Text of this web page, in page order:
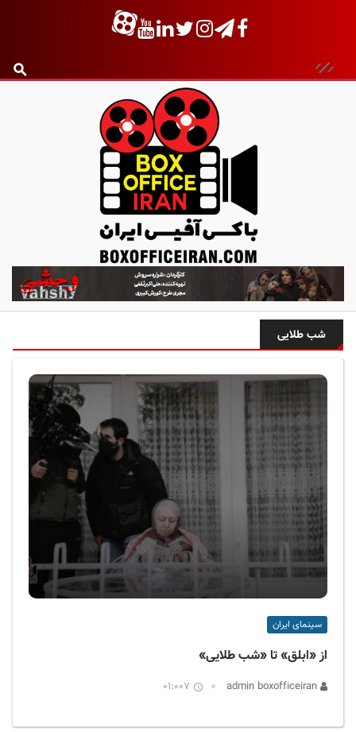
ب
ا
ک
آ
ی
س
ا
ا
ن
شب طلایی
سینمای ایران
از «ابلق» تا «شب طلایی»
01:007